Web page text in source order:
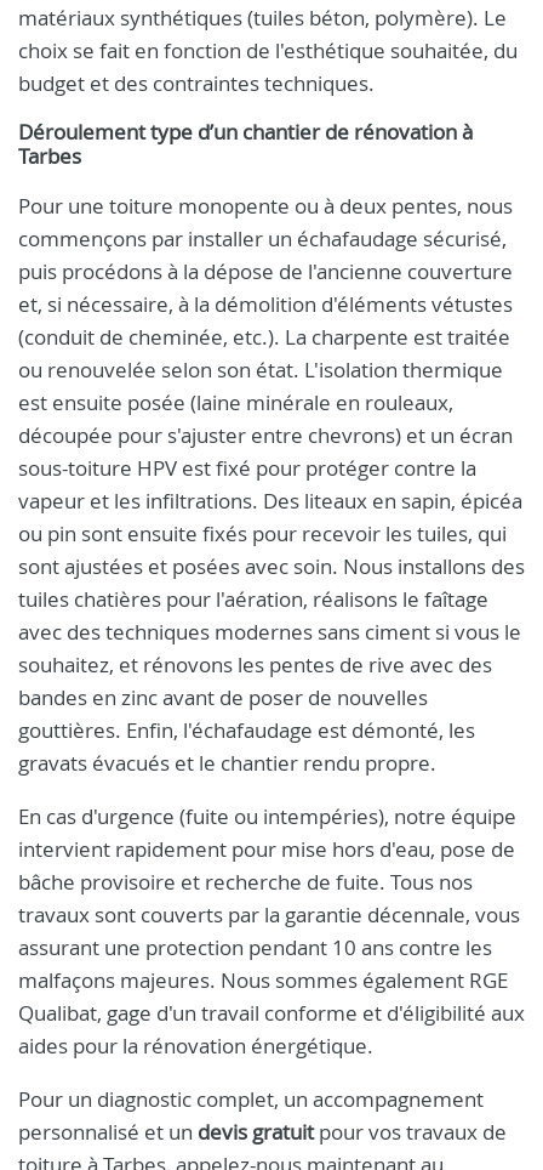
matériaux synthétiques (tuiles béton, polymère). Le
choix se fait en fonction de l'esthétique souhaitée, du
budget et des contraintes techniques.
Déroulement type d’un chantier de rénovation à
Tarbes
Pour une toiture monopente ou à deux pentes, nous
commençons par installer un échafaudage sécurisé,
puis procédons à la dépose de l'ancienne couverture
et, si nécessaire, à la démolition d'éléments vétustes
(conduit de cheminée, etc.). La charpente est traitée
ou renouvelée selon son état. L'isolation thermique
est ensuite posée (laine minérale en rouleaux,
découpée pour s'ajuster entre chevrons) et un écran
sous-toiture HPV est fixé pour protéger contre la
vapeur et les infiltrations. Des liteaux en sapin, épicéa
ou pin sont ensuite fixés pour recevoir les tuiles, qui
sont ajustées et posées avec soin. Nous installons des
tuiles chatières pour l'aération, réalisons le faîtage
avec des techniques modernes sans ciment si vous le
souhaitez, et rénovons les pentes de rive avec des
bandes en zinc avant de poser de nouvelles
gouttières. Enfin, l'échafaudage est démonté, les
gravats évacués et le chantier rendu propre.
En cas d'urgence (fuite ou intempéries), notre équipe
intervient rapidement pour mise hors d'eau, pose de
bâche provisoire et recherche de fuite. Tous nos
travaux sont couverts par la garantie décennale, vous
assurant une protection pendant 10 ans contre les
malfaçons majeures. Nous sommes également RGE
Qualibat, gage d'un travail conforme et d'éligibilité aux
aides pour la rénovation énergétique.
Pour un diagnostic complet, un accompagnement
personnalisé et un devis gratuitpour vos travaux de